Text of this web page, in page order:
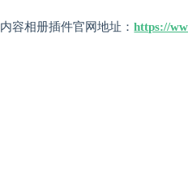
内容相册插件官网地址：https://